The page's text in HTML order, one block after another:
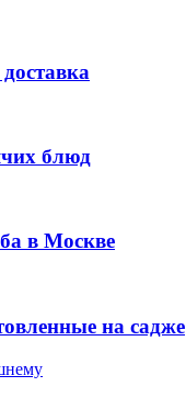
блюд
в Москве
на садже